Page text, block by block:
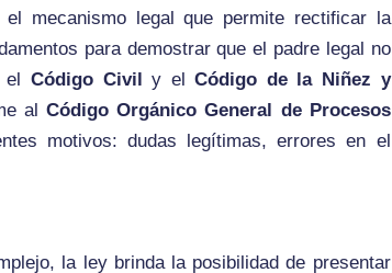
el mecanismo legal que permite rectificar la
para demostrar que el padre legal no
el Código Civil y elCódigo de la Niñez y
alCódigo Orgánico General de Procesos
motivos: dudas legítimas, errores en el
la ley brinda la posibilidad de presentar